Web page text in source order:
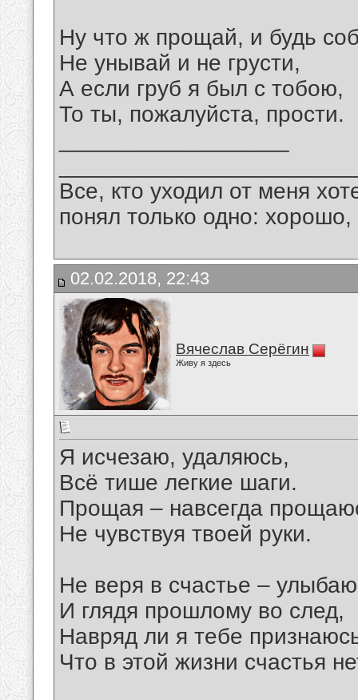
Ну что ж прощай, и будь
Не унывай и не грусти,
А если груб я был с тобою,
То ты, пожалуйста, прости.
Все, кто уходил от меня
понял только одно:
02.02.2018, 22:43
Вячеслав Серёгин
Живу я здесь
Я исчезаю, удаляюсь,
Всё тише легкие шаги.
Прощая – навсегда
Не чувствуя твоей руки.
Не веря в счастье –
И глядя прошлому во след,
Навряд ли я тебе
Что в этой жизни счастья